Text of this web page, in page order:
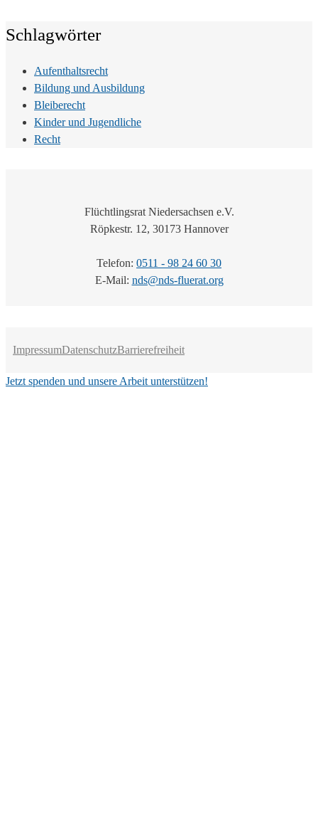
Schlagwörter
Aufenthaltsrecht
Bildung und Ausbildung
Bleiberecht
Kinder und Jugendliche
Recht
Flüchtlingsrat Niedersachsen e.V.
Röpkestr. 12, 30173 Hannover
Telefon: 0511 - 98 24 60 30
E-Mail: nds@nds-fluerat.org
ImpressumDatenschutzBarrierefreiheit
Jetzt spenden und unsere Arbeit unterstützen!